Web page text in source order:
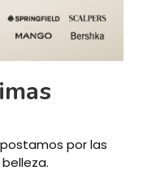
por las